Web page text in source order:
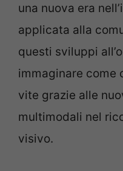
una nuova era
applicata alla
questi sviluppi
immaginare come
vite grazie alle
multimodali nel
visivo.